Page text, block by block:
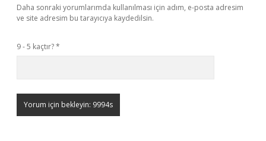
Daha sonraki yorumlarımda kullanılması için adım, e-posta adresim
ve site adresim bu tarayıcıya kaydedilsin.
9 - 5 kaçtır?*